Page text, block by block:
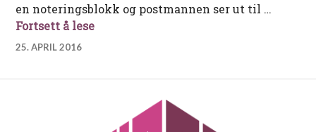
en noteringsblokk og postmannen ser ut til …
Fortsett å leseJuleboken
25. APRIL 2016